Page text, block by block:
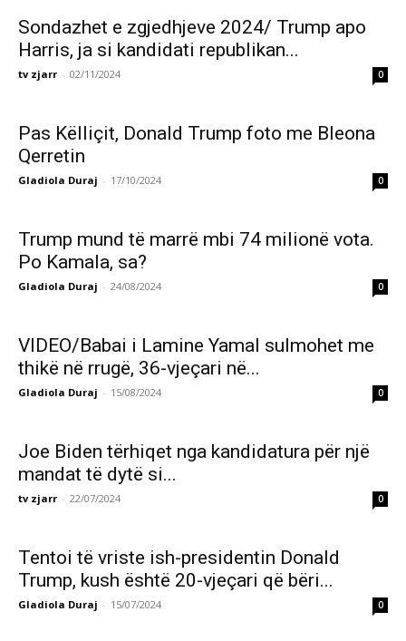
Sondazhet e zgjedhjeve 2024/ Trump apo
Harris, ja si kandidati republikan...
tv zjarr - 02/11/2024 0
Pas Këlliçit, Donald Trump foto me Bleona
Qerretin
Gladiola Duraj - 17/10/2024 0
Trump mund të marrë mbi 74 milionë vota.
Po Kamala, sa?
Gladiola Duraj - 24/08/2024 0
VIDEO/Babai i Lamine Yamal sulmohet me
thikë në rrugë, 36-vjeçari në...
Gladiola Duraj - 15/08/2024 0
Joe Biden tërhiqet nga kandidatura për një
mandat të dytë si...
tv zjarr - 22/07/2024 0
Tentoi të vriste ish-presidentin Donald
Trump, kush është 20-vjeçari që bëri...
Gladiola Duraj - 15/07/2024 0